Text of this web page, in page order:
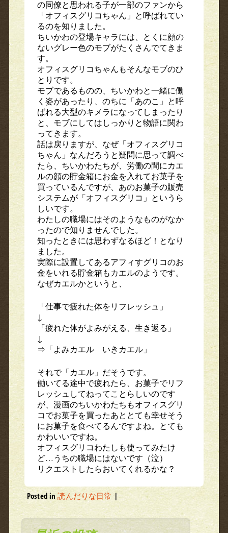
の同僚と思われる子が一部のファンから
「オフィスグリコちゃん」と呼ばれてい
るのを知りました。
ちいかわの登場キャラには、とくに顔の
ないグレー色のモブがたくさんでてきま
す。
オフィスグリコちゃんもそんなモブのひ
とりです。
モブであるものの、ちいかわと一緒に働
く姿があったり、のちに「あのこ」と呼
ばれる大型のキメラになってしまったり
と、モブにしてはしっかりと物語に関わ
ってきます。
話は戻りますが、なぜ「オフィスグリコ
ちゃん」なんだろうと疑問に思って調べ
たら、ちいかわたちが、労働の間にカエ
ルの顔の貯金箱にお金を入れてお菓子を
買っているんですが、あのお菓子の販売
システムが「オフィスグリコ」というら
しいです。
わたしの職場にはそのようなものがなか
ったので知りませんでした。
知ったときには思わずなるほど！となり
ました。
実際に設置してあるアフィすグリコのお
金をいれる貯金箱もカエルのようです。
なぜカエルかというと、
「仕事で疲れた体をリフレッシュ」
↓
「疲れた体がよみがえる、生き返る」
↓
⇒「よみカエル いきカエル」
それで「カエル」だそうです。
働いてる途中で疲れたら、お菓子でリフ
レッシュしてねってことらしいのです
が、漫画のちいかわたちもオフィスグリ
コでお菓子を買ったあととても幸せそう
にお菓子を食べてるんですよね。とても
かわいいですね。
オフィスグリコわたしも使ってみたけ
ど…うちの職場にはないです（泣）
リクエストしたらおいてくれるかな？
Posted in読んだりな日常 |